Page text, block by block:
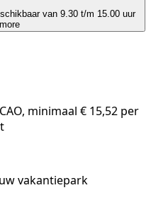
van 9.30 t/m 15.00 uur
minimaal € 15,52 per
vakantiepark